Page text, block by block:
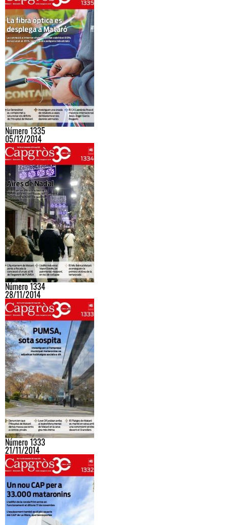
Número 1335
05/12/2014
Número 1334
28/11/2014
Número 1333
21/11/2014